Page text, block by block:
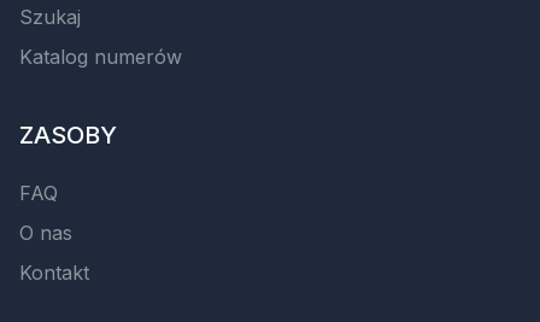
Szukaj
Katalog numerów
ZASOBY
FAQ
O nas
Kontakt